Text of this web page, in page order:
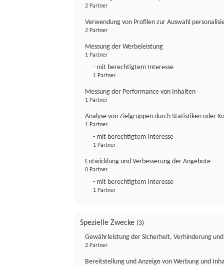
2 Partner
Verwendung von Profilen zur Auswahl
2 Partner
Messung der Werbeleistung
1 Partner
- mit berechtigtem Interesse
1 Partner
Messung der Performance von Inhalten
1 Partner
Analyse von Zielgruppen durch Statistiken oder
1 Partner
- mit berechtigtem Interesse
1 Partner
Entwicklung und Verbesserung der Angebote
0 Partner
- mit berechtigtem Interesse
1 Partner
Spezielle Zwecke (3)
Gewährleistung der Sicherheit, Verhinderung
2 Partner
Bereitstellung und Anzeige von Werbung und